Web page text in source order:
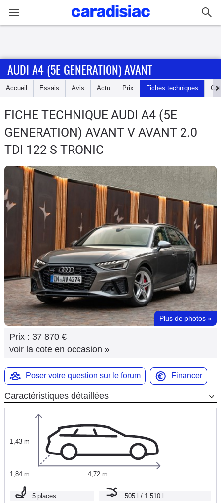
Accueil
Essais
Guide
d'achat
Electriques
Utilitaires
Flottes
Auto
Services
Forum
Moto
Marques
AUDI A4 (5E GENERATION) AVANT
Accueil Essais Avis Actu Prix Fiches techniques
FICHE TECHNIQUE AUDI A4 (5E
GENERATION) AVANT V AVANT 2.0
TDI 122 S TRONIC
Plus de photos »
Prix : 37 870 €
voir la cote en occasion »
Poser votre question sur le forum Financer
Caractéristiques détaillées
1,43 m
1,84 m 4,72 m
5 places 505 l / 1 510 l